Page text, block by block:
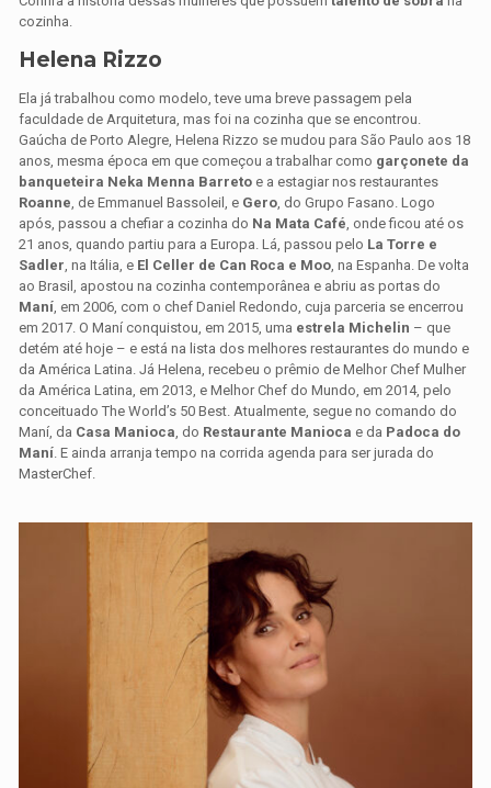
cozinha.
Helena Rizzo
Ela já trabalhou como modelo, teve uma breve passagem pela
faculdade de Arquitetura, mas foi na cozinha que se encontrou.
Gaúcha de Porto Alegre, Helena Rizzo se mudou para São Paulo aos 18
anos, mesma época em que começou a trabalhar como garçonete da
banqueteira Neka Menna Barreto e a estagiar nos restaurantes
Roanne, de Emmanuel Bassoleil, e Gero, do Grupo Fasano. Logo
após, passou a chefiar a cozinha do Na Mata Café, onde ficou até os
21 anos, quando partiu para a Europa. Lá, passou pelo La Torre e
Sadler, na Itália, e El Celler de Can Roca e Moo, na Espanha. De volta
ao Brasil, apostou na cozinha contemporânea e abriu as portas do
Maní, em 2006, com o chef Daniel Redondo, cuja parceria se encerrou
em 2017. O Maní conquistou, em 2015, uma estrela Michelin – que
detém até hoje – e está na lista dos melhores restaurantes do mundo e
da América Latina. Já Helena, recebeu o prêmio de Melhor Chef Mulher
da América Latina, em 2013, e Melhor Chef do Mundo, em 2014, pelo
conceituado The World’s 50 Best. Atualmente, segue no comando do
Maní, da Casa Manioca, do Restaurante Manioca e da Padoca do
Maní. E ainda arranja tempo na corrida agenda para ser jurada do
MasterChef.